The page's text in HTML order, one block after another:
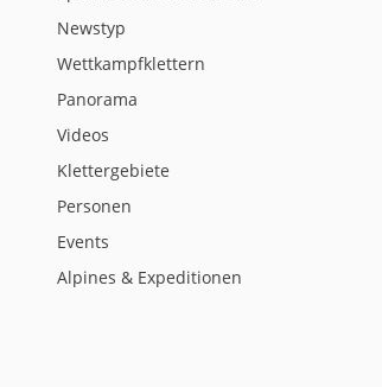
Newstyp
Wettkampfklettern
Panorama
Videos
Klettergebiete
Personen
Events
Alpines & Expeditionen